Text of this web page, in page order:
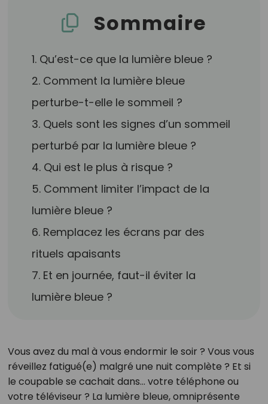
Sommaire
1. Qu’est-ce que la lumière bleue ?
2. Comment la lumière bleue
perturbe-t-elle le sommeil ?
3. Quels sont les signes d’un sommeil
perturbé par la lumière bleue ?
4. Qui est le plus à risque ?
5. Comment limiter l’impact de la
lumière bleue ?
6. Remplacez les écrans par des
rituels apaisants
7. Et en journée, faut-il éviter la
lumière bleue ?
Vous avez du mal à vous endormir le soir ? Vous vous
réveillez fatigué(e) malgré une nuit complète ? Et si
le coupable se cachait dans… votre téléphone ou
votre téléviseur ? La lumière bleue, omniprésente